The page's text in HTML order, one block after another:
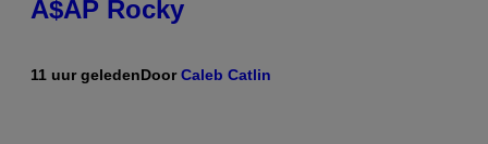
A$AP Rocky
11 uur geledenDoorCaleb Catlin